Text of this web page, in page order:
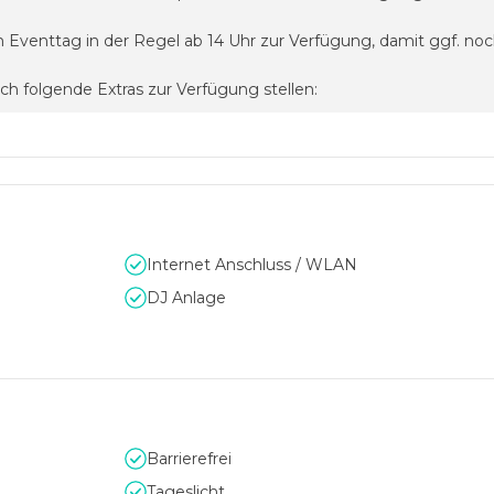
in der Regel ab 14 Uhr zur Verfügung, damit ggf.
folgende Extras zur Verfügung stellen:
Videos)
Games je nach Verfügbarkeit
Apartments inkl. 10% Rabatt je nach Verfügbarkeit
Rita bringt's auf Anfrage inkl. 5% Rabatt
Internet Anschluss / WLAN
DJ Anlage
Barrierefrei